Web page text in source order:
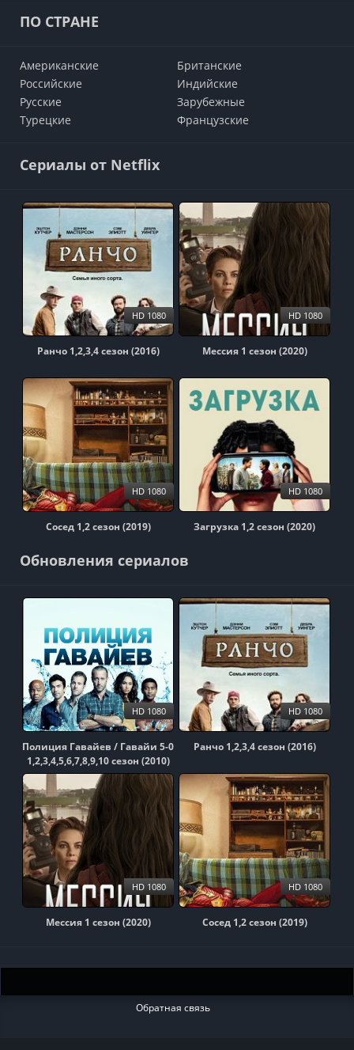
ПО СТРАНЕ
Американские
Британские
Российские
Индийские
Русские
Зарубежные
Турецкие
Французские
Сериалы от Netflix
Ранчо 1,2,3,4 сезон (2016)
HD 1080
Мессия 1 сезон (2020)
HD 1080
Сосед 1,2 сезон (2019)
HD 1080
Загрузка 1,2 сезон (2020)
HD 1080
Обновления сериалов
Полиция Гавайев / Гавайи 5-0
1,2,3,4,5,6,7,8,9,10 сезон (2010)
HD 1080
Ранчо 1,2,3,4 сезон (2016)
HD 1080
Мессия 1 сезон (2020)
HD 1080
Сосед 1,2 сезон (2019)
HD 1080
Обратная связь